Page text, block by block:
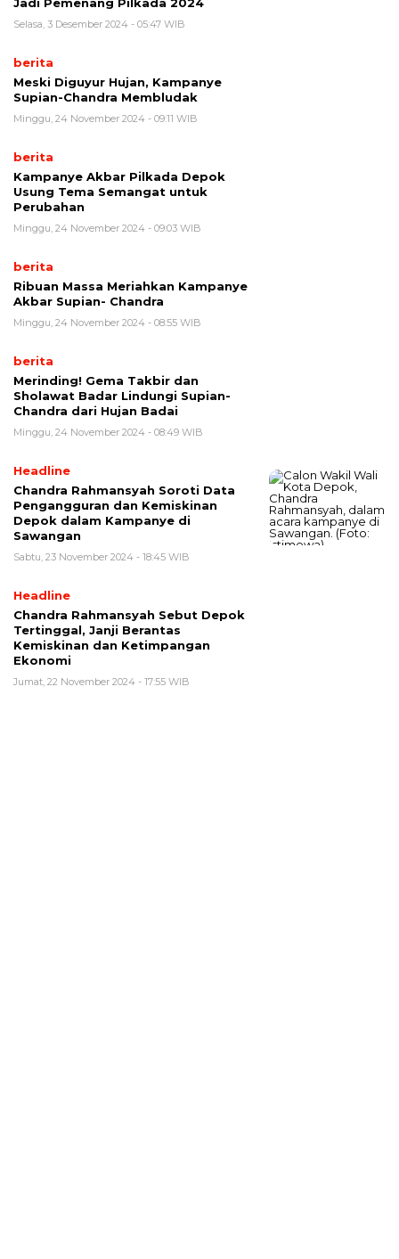
Jadi Pemenang Pilkada 2024
Selasa, 3 Desember 2024 - 05:47 WIB
berita
Meski Diguyur Hujan, Kampanye
Supian-Chandra Membludak
Minggu, 24 November 2024 - 09:11 WIB
berita
Kampanye Akbar Pilkada Depok
Usung Tema Semangat untuk
Perubahan
Minggu, 24 November 2024 - 09:03 WIB
berita
Ribuan Massa Meriahkan Kampanye
Akbar Supian- Chandra
Minggu, 24 November 2024 - 08:55 WIB
berita
Merinding! Gema Takbir dan
Sholawat Badar Lindungi Supian-
Chandra dari Hujan Badai
Minggu, 24 November 2024 - 08:49 WIB
Headline
Chandra Rahmansyah Soroti Data
Pengangguran dan Kemiskinan
Depok dalam Kampanye di
Sawangan
Sabtu, 23 November 2024 - 18:45 WIB
Headline
Chandra Rahmansyah Sebut Depok
Tertinggal, Janji Berantas
Kemiskinan dan Ketimpangan
Ekonomi
Jumat, 22 November 2024 - 17:55 WIB